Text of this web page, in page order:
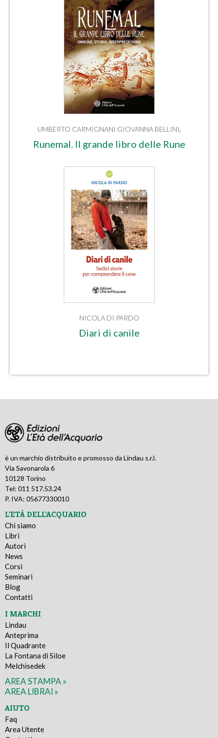
UMBERTO CARMIGNANI GIOVANNA BELLINI,
Runemal. Il grande libro delle Rune
NICOLA DI PARDO
Diari di canile
è un marchio distribuito e promosso da Lindau s.r.l.
Via Savonarola 6
10128 Torino
Tel: 011 517.53.24
P. IVA: 05677330010
L'ETÀ DELL'ACQUARIO
Chi siamo
Libri
Autori
News
Corsi
Seminari
Blog
Contatti
I MARCHI
Lindau
Anteprima
Il Quadrante
La Fontana di Siloe
Melchisedek
AREA STAMPA »
AREA LIBRAI »
AIUTO
Faq
Area Utente